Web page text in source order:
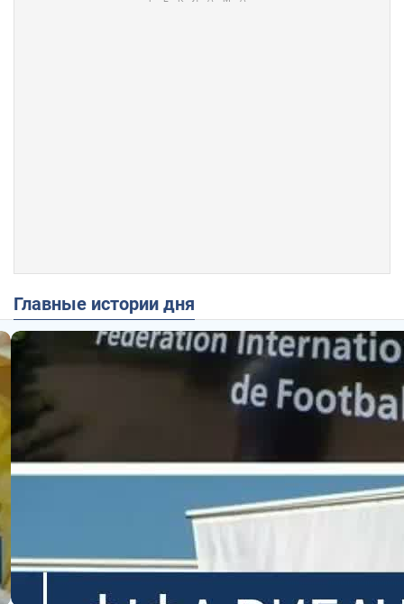
Главные истории дня